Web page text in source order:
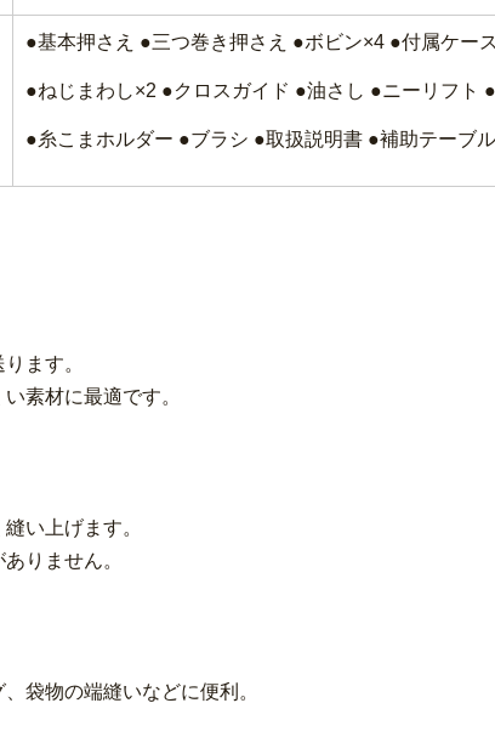
●基本押さえ ●三つ巻き押さえ ●ボビン×4 ●付属ケー
●ねじまわし×2 ●クロスガイド ●油さし ●ニーリフト
●糸こまホルダー ●ブラシ ●取扱説明書 ●補助テーブ
ます。
素材に最適です。
い上げます。
りません。
袋物の端縫いなどに便利。